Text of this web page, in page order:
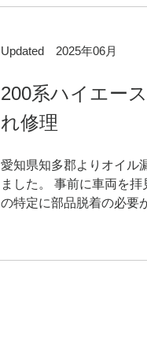
Updated 2025年06月
200系ハイエ
れ修理
愛知県知多郡よりオイル
ました。 事前に車両を
の特定に部品脱着の必要